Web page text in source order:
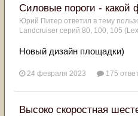
Силовые пороги -
Юрий Питер ответил в тему
Landcruiser серий 80, 100, 105
Новый дизайн площадки)
24 февраля 2023 175
Высоко скоростная